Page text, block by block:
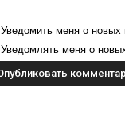
Уведомить меня о новых
Уведомлять меня о